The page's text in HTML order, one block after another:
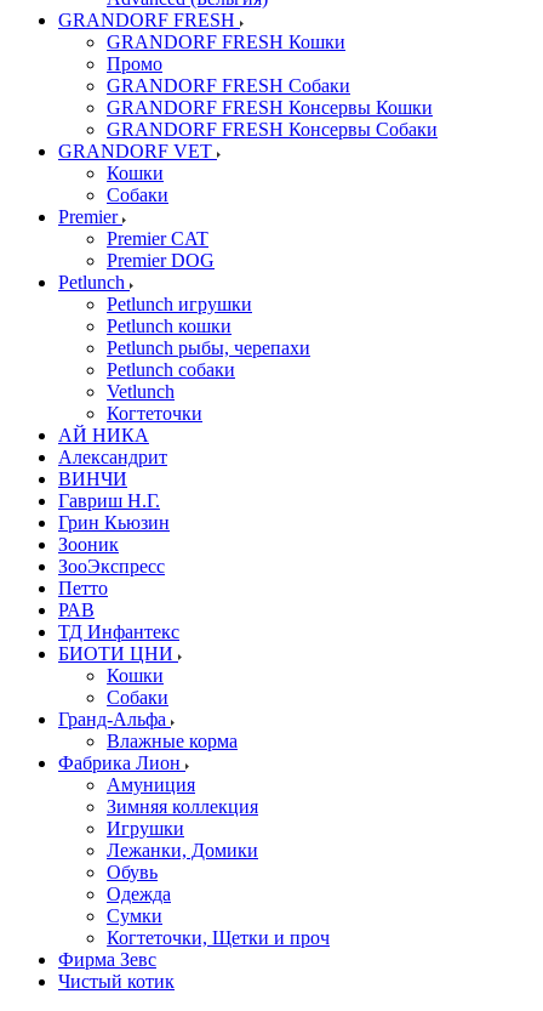
GRANDORF FRESH
GRANDORF FRESH Кошки
Промо
GRANDORF FRESH Собаки
GRANDORF FRESH Консервы Кошки
GRANDORF FRESH Консервы Собаки
GRANDORF VET
Кошки
Собаки
Premier
Premier CAT
Premier DOG
Petlunch
Petlunch игрушки
Petlunch кошки
Petlunch рыбы, черепахи
Petlunch собаки
Vetlunch
Когтеточки
АЙ НИКА
Александрит
ВИНЧИ
Гавриш Н.Г.
Грин Кьюзин
Зооник
ЗооЭкспресс
Петто
РАВ
ТД Инфантекс
БИОТИ ЦНИ
Кошки
Собаки
Гранд-Альфа
Влажные корма
Фабрика Лион
Амуниция
Зимняя коллекция
Игрушки
Лежанки, Домики
Обувь
Одежда
Сумки
Когтеточки, Щетки и проч
Фирма Зевс
Чистый котик